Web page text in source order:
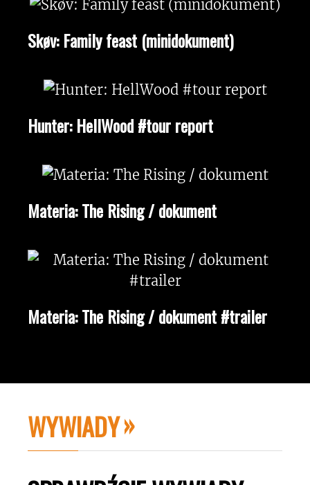
Skøv: Family feast (minidokument)
Hunter: HellWood #tour report
Materia: The Rising / dokument
Materia: The Rising / dokument #trailer
WYWIADY